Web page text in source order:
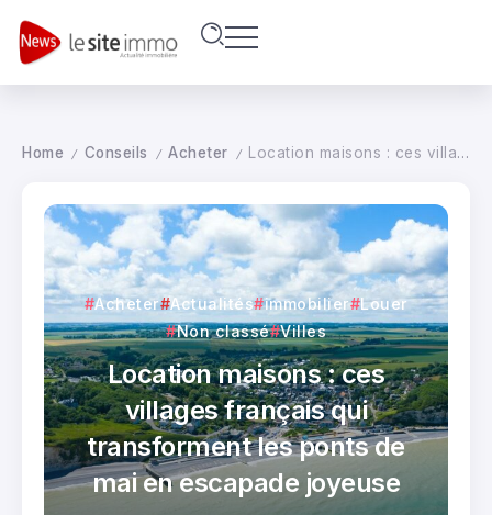
Home / Conseils / Acheter / Location maisons : ces villages français qui transforment les ponts de mai en escapade joyeuse
Acheter Actualités immobilier Louer
Non classé Villes
Location maisons : ces
villages français qui
transforment les ponts de
mai en escapade joyeuse